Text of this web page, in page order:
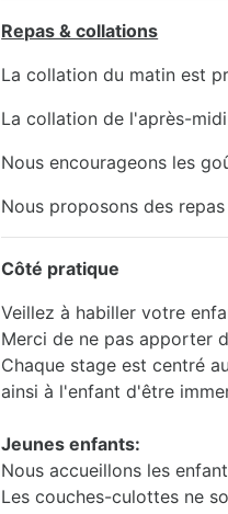
Repas & collations
La collation du matin est
La collation de l'après-
Nous encourageons les
Nous proposons des
Côté pratique
Veillez à habiller votre
Merci de ne pas apporter
Chaque stage est centré
ainsi à l'enfant d'être
Jeunes enfants:
Nous accueillons les
Les couches-culottes ne